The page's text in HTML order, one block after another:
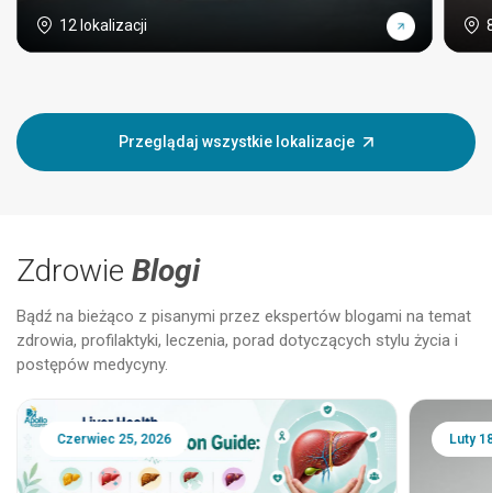
12 lokalizacji
Przeglądaj wszystkie lokalizacje
Zdrowie Blogi
Bądź na bieżąco z pisanymi przez ekspertów blogami na temat
zdrowia, profilaktyki, leczenia, porad dotyczących stylu życia i
postępów medycyny.
Czerwiec 25, 2026 Luty